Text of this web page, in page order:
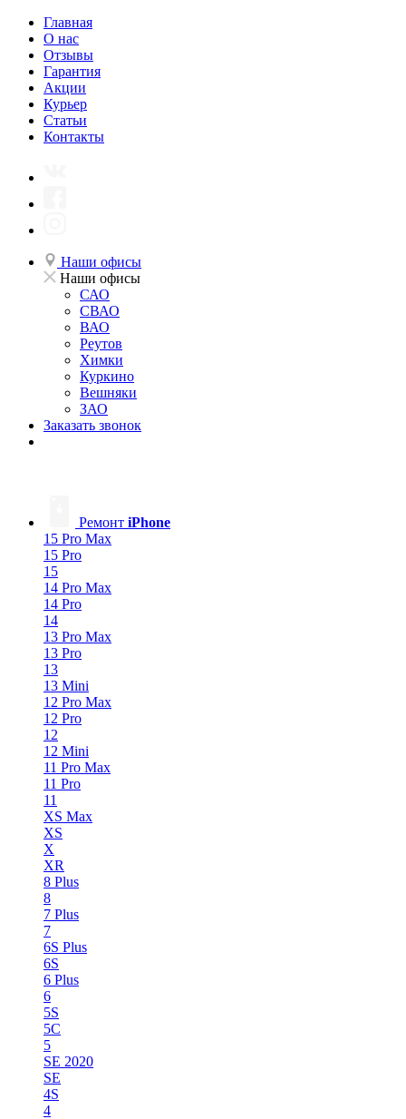
Главная
О нас
Отзывы
Гарантия
Акции
Курьер
Статьи
Контакты
Наши офисы
Наши офисы
САО
СВАО
ВАО
Реутов
Химки
Куркино
Вешняки
ЗАО
Заказать звонок
Ремонт iPhone
15 Pro Max
15 Pro
15
14 Pro Max
14 Pro
14
13 Pro Max
13 Pro
13
13 Mini
12 Pro Max
12 Pro
12
12 Mini
11 Pro Max
11 Pro
11
XS Max
XS
X
XR
8 Plus
8
7 Plus
7
6S Plus
6S
6 Plus
6
5S
5C
5
SE 2020
SE
4S
4